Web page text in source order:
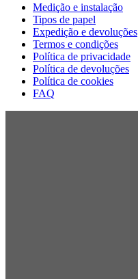
Medição e instalação
Tipos de papel
Expedição e devoluções
Termos e condições
Política de privacidade
Política de devoluções
Política de cookies
FAQ